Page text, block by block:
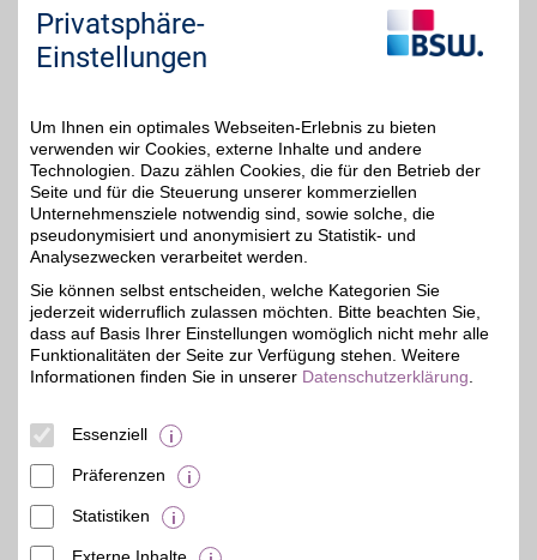
jederzeit über die Cookie-Einstellungen im
unteren Seitenbereich ändern.
Adresse
Nordhäuser Str. 73t
Thüringen-Park
99091 Erfurt
Filialen in der Nähe
Privatsphäre-
Einstellungen
Um Ihnen ein optimales Webseiten-Erlebnis zu bieten
verwenden wir Cookies, externe Inhalte und andere
Technologien. Dazu zählen Cookies, die für den Betrieb der
Seite und für die Steuerung unserer kommerziellen
Unternehmensziele notwendig sind, sowie solche, die
pseudonymisiert und anonymisiert zu Statistik- und
Analysezwecken verarbeitet werden.
Sie können selbst entscheiden, welche Kategorien Sie
jederzeit widerruflich zulassen möchten. Bitte beachten Sie,
dass auf Basis Ihrer Einstellungen womöglich nicht mehr alle
Funktionalitäten der Seite zur Verfügung stehen. Weitere
Informationen finden Sie in unserer Datenschutzerklärung
Essenziell
Präferenzen
Statistiken